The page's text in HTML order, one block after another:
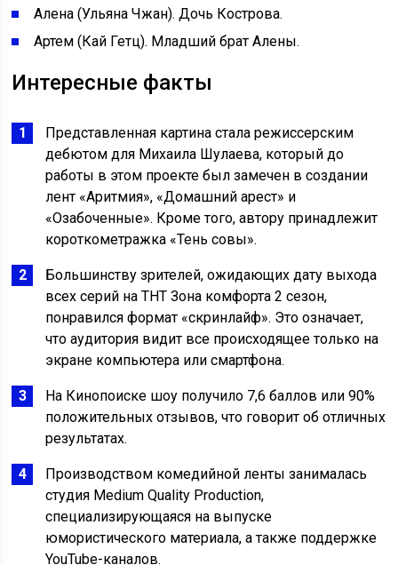
Алена (Ульяна Чжан). Дочь Кострова.
Артем (Кай Гетц). Младший брат Алены.
Интересные факты
Представленная картина стала режиссерским
дебютом для Михаила Шулаева, который до
работы в этом проекте был замечен в создании
лент «Аритмия», «Домашний арест» и
«Озабоченные». Кроме того, автору принадлежит
короткометражка «Тень совы».
Большинству зрителей, ожидающих дату выхода
всех серий на ТНТ Зона комфорта 2 сезон,
понравился формат «скринлайф». Это означает,
что аудитория видит все происходящее только на
экране компьютера или смартфона.
На Кинопоиске шоу получило 7,6 баллов или 90%
положительных отзывов, что говорит об отличных
результатах.
Производством комедийной ленты занималась
студия Medium Quality Production,
специализирующаяся на выпуске
юмористического материала, а также поддержке
YouTube-каналов.